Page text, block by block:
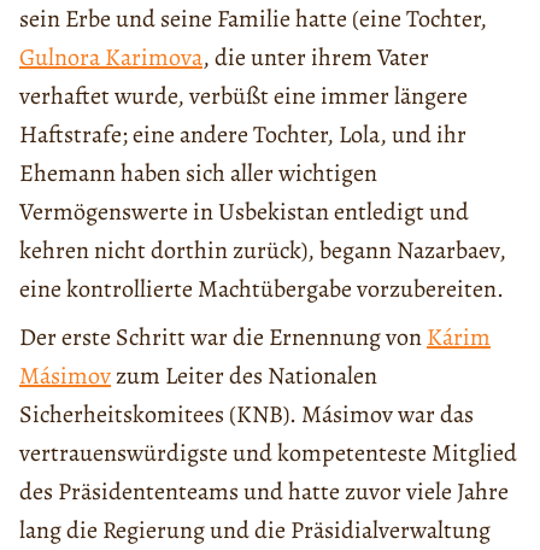
sein Erbe und seine Familie hatte (eine Tochter,
Gulnora Karimova, die unter ihrem Vater
verhaftet wurde, verbüßt eine immer längere
Haftstrafe; eine andere Tochter, Lola, und ihr
Ehemann haben sich aller wichtigen
Vermögenswerte in Usbekistan entledigt und
kehren nicht dorthin zurück), begann Nazarbaev,
eine kontrollierte Machtübergabe vorzubereiten.
Der erste Schritt war die Ernennung vonKárim
Másimovzum Leiter des Nationalen
Sicherheitskomitees (KNB). Másimov war das
vertrauenswürdigste und kompetenteste Mitglied
des Präsidententeams und hatte zuvor viele Jahre
lang die Regierung und die Präsidialverwaltung